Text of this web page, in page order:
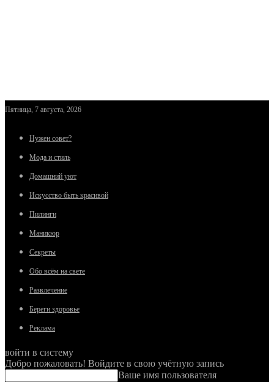
Пятница, 7 августа, 2026
Нужен совет?
Мода и стиль
Домашний уют
Искусство быть красивой
Пилинги
Маникюр
Секреты
Обо всём на свете
Развлечение
Береги здоровье
Реклама
войти в систему
Добро пожаловать! Войдите в свою учётную запись
Ваше имя пользователя